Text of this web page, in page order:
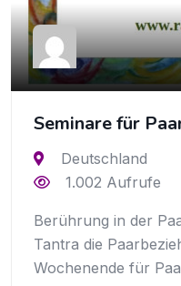
Seminare für
Deutschland
1.002 Aufrufe
Berührung in der
Tantra die
Wochenende für